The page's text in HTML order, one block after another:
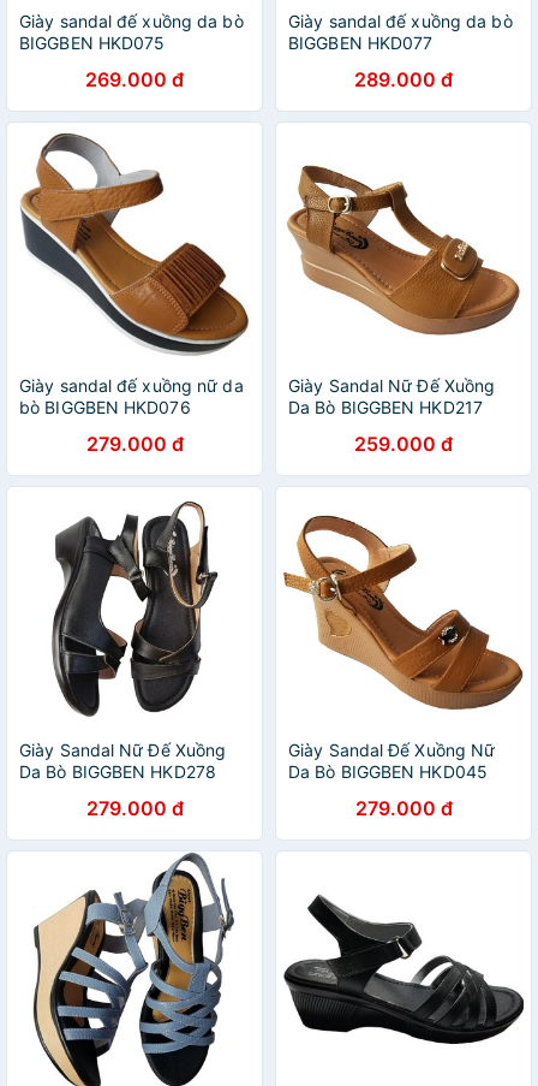
Giày sandal đế xuồng da bò
BIGGBEN HKD075
269.000 đ
Giày sandal đế xuồng da bò
BIGGBEN HKD077
289.000 đ
Giày sandal đế xuồng nữ da
bò BIGGBEN HKD076
279.000 đ
Giày Sandal Nữ Đế Xuồng
Da Bò BIGGBEN HKD217
259.000 đ
Giày Sandal Nữ Đế Xuồng
Da Bò BIGGBEN HKD278
279.000 đ
Giày Sandal Đế Xuồng Nữ
Da Bò BIGGBEN HKD045
279.000 đ